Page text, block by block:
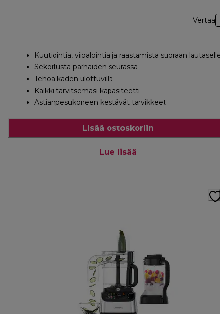
Vertaa
Kuutiointia, viipalointia ja raastamista suoraan
Sekoitusta parhaiden seurassa
Tehoa käden ulottuvilla
Kaikki tarvitsemasi kapasiteetti
Astianpesukoneen kestävät tarvikkeet
Lisää ostoskoriin
Lue lisää